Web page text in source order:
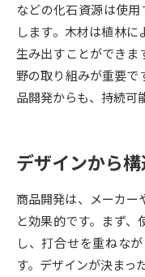
大学
大学で学べる内容や
データサイエンス特集
デジタルパンフレット
新学年スタート号特集ペー
（高3生用）
などの化石資源は使用
します。木材は植林に
生み出すことができま
野の取り組みが重要で
品開発からも、持続可
デザインから
商品開発は、メーカー
と効果的です。まず
し、打合せを重ねな
す。デザインが決まっ